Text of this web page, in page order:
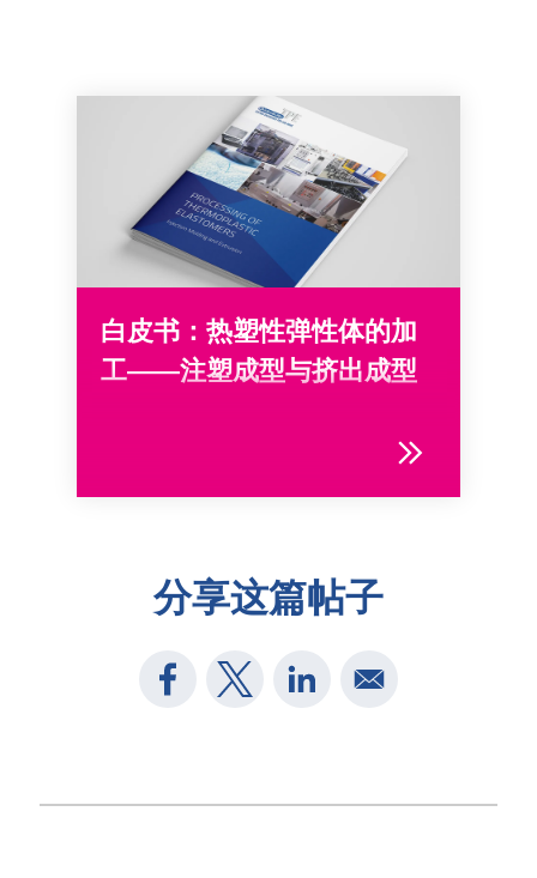
白皮书：热塑性弹性体的加
工——注塑成型与挤出成型
分享这篇帖子